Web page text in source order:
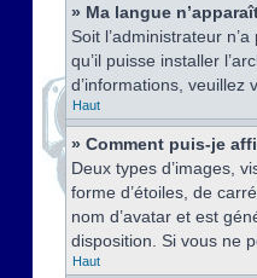
» Ma langue
Soit l’administrateur
qu’il puisse installer
d’informations, veuillez
Haut
» Comment puis-je
Deux types d’images,
forme d’étoiles, de
nom d’avatar et est
disposition. Si vous ne
Haut